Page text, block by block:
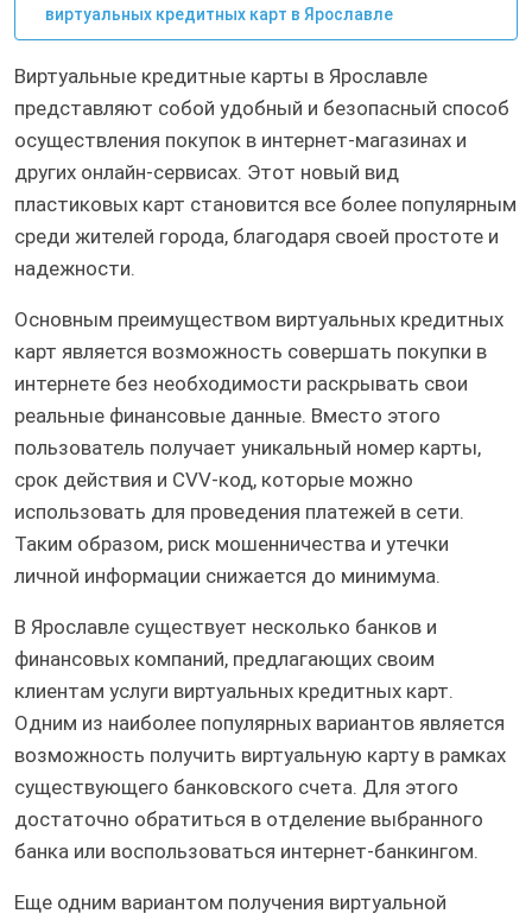
виртуальных кредитных карт в Ярославле
Виртуальные кредитные карты в Ярославле
представляют собой удобный и безопасный способ
осуществления покупок в интернет-магазинах и
других онлайн-сервисах. Этот новый вид
пластиковых карт становится все более популярным
среди жителей города, благодаря своей простоте и
надежности.
Основным преимуществом виртуальных кредитных
карт является возможность совершать покупки в
интернете без необходимости раскрывать свои
реальные финансовые данные. Вместо этого
пользователь получает уникальный номер карты,
срок действия и CVV-код, которые можно
использовать для проведения платежей в сети.
Таким образом, риск мошенничества и утечки
личной информации снижается до минимума.
В Ярославле существует несколько банков и
финансовых компаний, предлагающих своим
клиентам услуги виртуальных кредитных карт.
Одним из наиболее популярных вариантов является
возможность получить виртуальную карту в рамках
существующего банковского счета. Для этого
достаточно обратиться в отделение выбранного
банка или воспользоваться интернет-банкингом.
Еще одним вариантом получения виртуальной